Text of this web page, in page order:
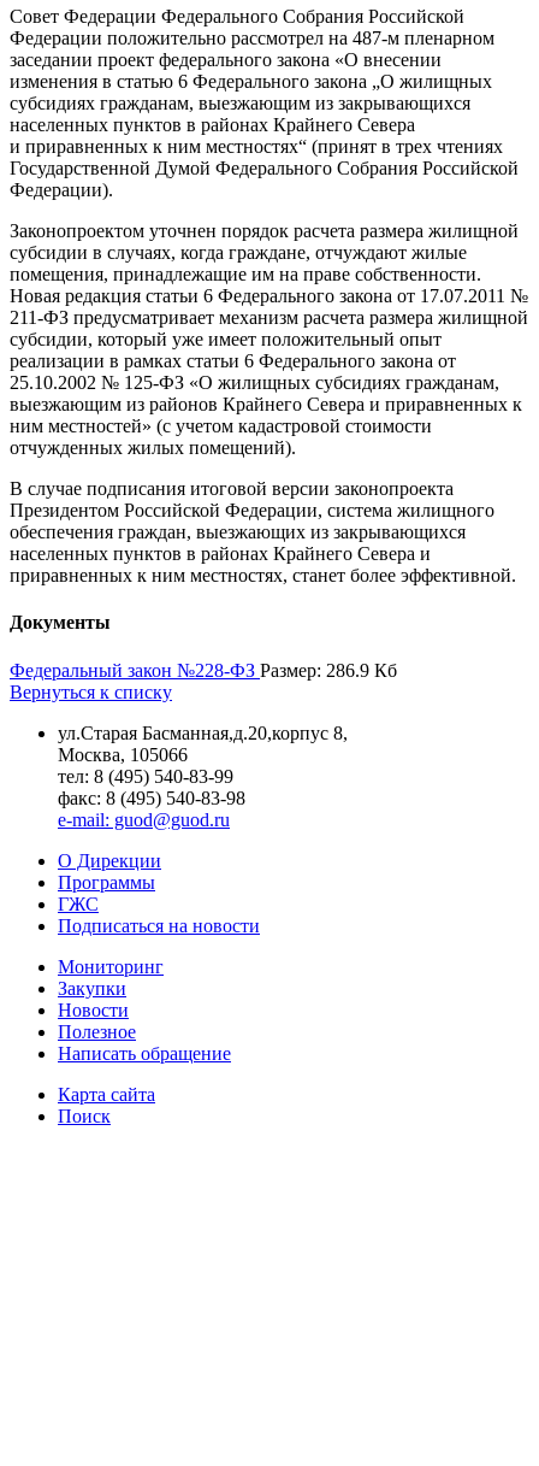
Совет Федерации Федерального Собрания Российской
Федерации положительно рассмотрел на 487-м пленарном
заседании проект федерального закона «О внесении
изменения в статью 6 Федерального закона „О жилищных
субсидиях гражданам, выезжающим из закрывающихся
населенных пунктов в районах Крайнего Севера
и приравненных к ним местностях“ (принят в трех чтениях
Государственной Думой Федерального Собрания Российской
Федерации).
Законопроектом уточнен порядок расчета размера жилищной
субсидии в случаях, когда граждане, отчуждают жилые
помещения, принадлежащие им на праве собственности.
Новая редакция статьи 6 Федерального закона от 17.07.2011 №
211-ФЗ предусматривает механизм расчета размера жилищной
субсидии, который уже имеет положительный опыт
реализации в рамках статьи 6 Федерального закона от
25.10.2002 № 125-ФЗ «О жилищных субсидиях гражданам,
выезжающим из районов Крайнего Севера и приравненных к
ним местностей» (с учетом кадастровой стоимости
отчужденных жилых помещений).
В случае подписания итоговой версии законопроекта
Президентом Российской Федерации, система жилищного
обеспечения граждан, выезжающих из закрывающихся
населенных пунктов в районах Крайнего Севера и
приравненных к ним местностях, станет более эффективной.
Документы
Федеральный закон №228-ФЗ Размер: 286.9 Кб
Вернуться к списку
ул.Старая Басманная,д.20,корпус 8,
Москва, 105066
тел: 8 (495) 540-83-99
факс: 8 (495) 540-83-98
e-mail: guod@guod.ru
О Дирекции
Программы
ГЖС
Подписаться на новости
Мониторинг
Закупки
Новости
Полезное
Написать обращение
Карта сайта
Поиск